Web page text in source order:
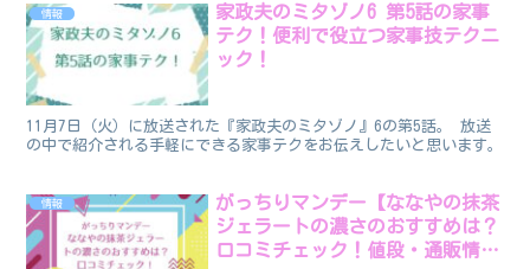
情報
家政夫のミタゾノ6 第5話の家事
テク！便利で役立つ家事技テクニ
ック！
11月7日（火）に放送された『家政夫のミタゾノ』6の第5話。 放送
の中で紹介される手軽にできる家事テクをお伝えしたいと思います。
情報
がっちりマンデー【ななやの抹茶
ジェラートの濃さのおすすめは？
口コミチェック！値段・通販情報